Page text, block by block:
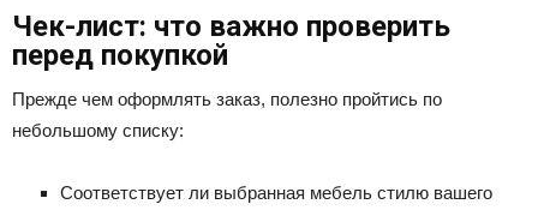
Чек-лист: что важно проверить
перед покупкой
Прежде чем оформлять заказ, полезно пройтись по
небольшому списку:
Соответствует ли выбранная мебель стилю вашего